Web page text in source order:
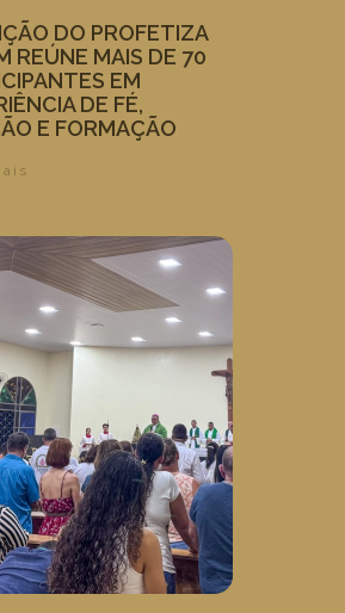
DO PROFETIZA
REÚNE MAIS DE 70
EM
DE FÉ,
E FORMAÇÃO